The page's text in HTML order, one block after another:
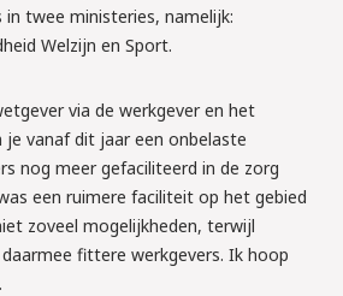
twee ministeries, namelijk:
Welzijn en Sport.
via de werkgever en het
vanaf dit jaar een onbelaste
nog meer gefaciliteerd in de zorg
een ruimere faciliteit op het gebied
zoveel mogelijkheden, terwijl
fittere werkgevers. Ik hoop